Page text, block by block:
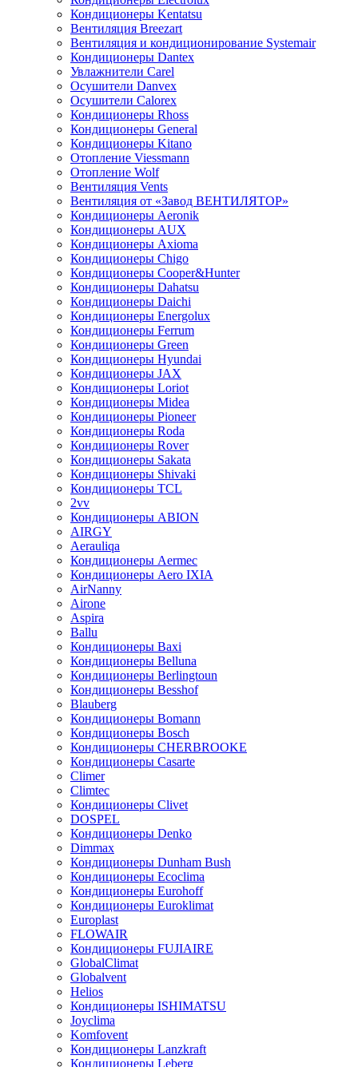
Кондиционеры Kentatsu
Вентиляция Breezart
Вентиляция и кондиционирование Systemair
Кондиционеры Dantex
Увлажнители Carel
Осушители Danvex
Осушители Calorex
Кондиционеры Rhoss
Кондиционеры General
Кондиционеры Kitano
Отопление Viessmann
Отопление Wolf
Вентиляция Vents
Вентиляция от «Завод ВЕНТИЛЯТОР»
Кондиционеры Aeronik
Кондиционеры AUX
Кондиционеры Axioma
Кондиционеры Chigo
Кондиционеры Cooper&Hunter
Кондиционеры Dahatsu
Кондиционеры Daichi
Кондиционеры Energolux
Кондиционеры Ferrum
Кондиционеры Green
Кондиционеры Hyundai
Кондиционеры JAX
Кондиционеры Loriot
Кондиционеры Midea
Кондиционеры Pioneer
Кондиционеры Roda
Кондиционеры Rover
Кондиционеры Sakata
Кондиционеры Shivaki
Кондиционеры TCL
2vv
Кондиционеры ABION
AIRGY
Aerauliqa
Кондиционеры Aermec
Кондиционеры Aero IXIA
AirNanny
Airone
Aspira
Ballu
Кондиционеры Baxi
Кондиционеры Belluna
Кондиционеры Berlingtoun
Кондиционеры Besshof
Blauberg
Кондиционеры Bomann
Кондиционеры Bosch
Кондиционеры CHERBROOKE
Кондиционеры Casarte
Climer
Climtec
Кондиционеры Clivet
DOSPEL
Кондиционеры Denko
Dimmax
Кондиционеры Dunham Bush
Кондиционеры Ecoclima
Кондиционеры Eurohoff
Кондиционеры Euroklimat
Europlast
FLOWAIR
Кондиционеры FUJIAIRE
GlobalClimat
Globalvent
Helios
Кондиционеры ISHIMATSU
Joyclima
Komfovent
Кондиционеры Lanzkraft
Кондиционеры Leberg